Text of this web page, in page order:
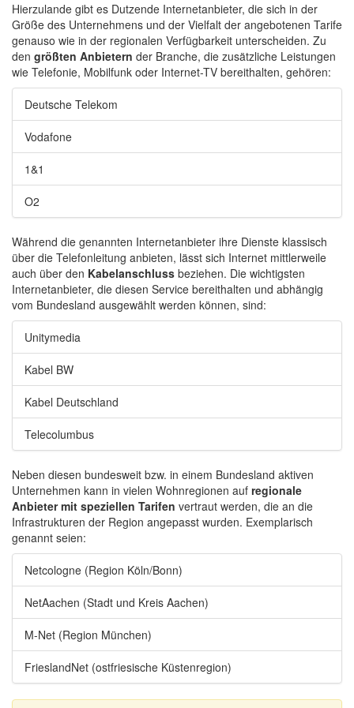
Hierzulande gibt es Dutzende Internetanbieter, die sich in der
Größe des Unternehmens und der Vielfalt der angebotenen Tarife
genauso wie in der regionalen Verfügbarkeit unterscheiden. Zu
den größten Anbietern der Branche, die zusätzliche Leistungen
wie Telefonie, Mobilfunk oder Internet-TV bereithalten, gehören:
Deutsche Telekom
Vodafone
1&1
O2
Während die genannten Internetanbieter ihre Dienste klassisch
über die Telefonleitung anbieten, lässt sich Internet mittlerweile
auch über den Kabelanschluss beziehen. Die wichtigsten
Internetanbieter, die diesen Service bereithalten und abhängig
vom Bundesland ausgewählt werden können, sind:
Unitymedia
Kabel BW
Kabel Deutschland
Telecolumbus
Neben diesen bundesweit bzw. in einem Bundesland aktiven
Unternehmen kann in vielen Wohnregionen auf regionale
Anbieter mit speziellen Tarifen vertraut werden, die an die
Infrastrukturen der Region angepasst wurden. Exemplarisch
genannt seien:
Netcologne (Region Köln/Bonn)
NetAachen (Stadt und Kreis Aachen)
M-Net (Region München)
FrieslandNet (ostfriesische Küstenregion)